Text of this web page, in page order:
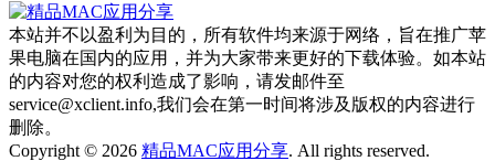
本站并不以盈利为目的，所有软件均来源于网络，旨在推广苹
果电脑在国内的应用，并为大家带来更好的下载体验。如本站
的内容对您的权利造成了影响，请发邮件至
service@xclient.info,我们会在第一时间将涉及版权的内容进行
删除。
Copyright © 2026 精品MAC应用分享. All rights reserved.